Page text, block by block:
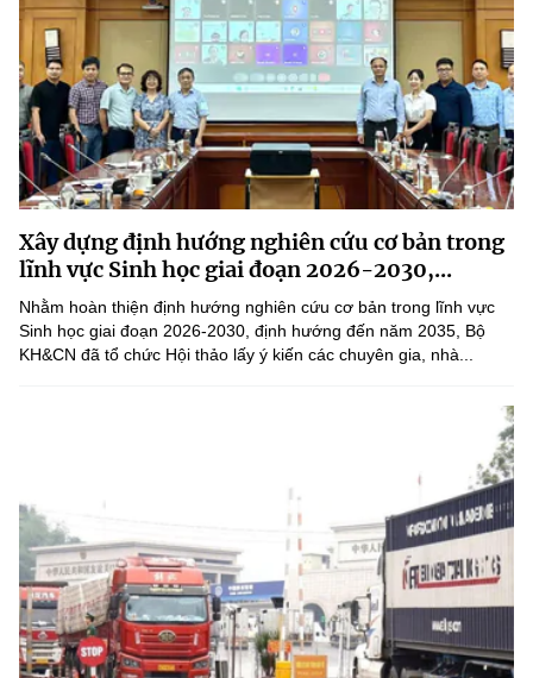
Xây dựng định hướng nghiên cứu cơ bản trong
lĩnh vực Sinh học giai đoạn 2026-2030,...
Nhằm hoàn thiện định hướng nghiên cứu cơ bản trong lĩnh vực
Sinh học giai đoạn 2026-2030, định hướng đến năm 2035, Bộ
KH&CN đã tổ chức Hội thảo lấy ý kiến các chuyên gia, nhà...